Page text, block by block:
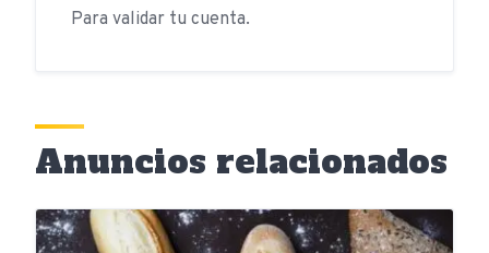
Para validar tu cuenta.
Anuncios relacionados